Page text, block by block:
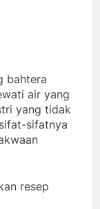
bahtera
air yang
yang tidak
sifatnya
resep